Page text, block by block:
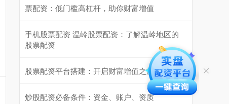
票配资：低门槛高杠杆，助你财富增值
手机股票配资 温岭股票配资：了解温岭地区的
股票配资
股票配资平台搭建：开启财富增值之旅
炒股配资必备条件：资金、账户、资质